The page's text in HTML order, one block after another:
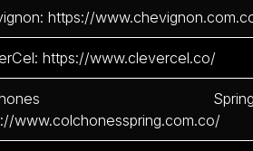
https://
https://www.clevercel.co/
www.colchonesspring.com.co/